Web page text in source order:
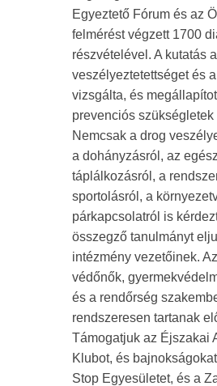
Egyeztető Fórum és az
felmérést végzett 1700
részvételével. A kutatás a
veszélyeztetettséget és
vizsgálta, és
prevenciós szükségletek
Nemcsak a drog
a dohányzásról, az
táplálkozásról, a
sportolásról, a
párkapcsolatról is
összegző tanulmányt
intézmény vezetőinek.
védőnők,
és a rendőrség
rendszeresen tartanak
Támogatjuk az Éjszakai
Klubot, és
Stop Egyesületet, és a